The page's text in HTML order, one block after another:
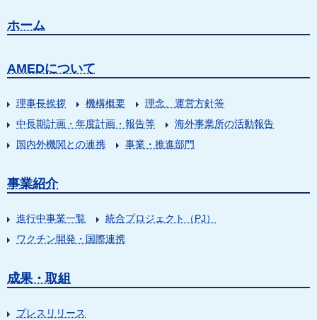
ホーム
AMEDについて
理事長挨拶 機構概要
理念、運営方針等
中長期計画・年度計画・報告等
海外事業所の活動報告
国内外機関との連携
事業・推進部門
事業紹介
進行中事業一覧
統合プロジェクト（PJ）
ワクチン開発・国際連携
成果・取組
プレスリリース